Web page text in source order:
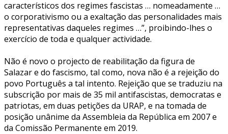
característicos dos regimes fascistas … nomeadamente …
o corporativismo ou a exaltação das personalidades mais
representativas daqueles regimes …”, proibindo-lhes o
exercício de toda e qualquer actividade.
Não é novo o projecto de reabilitação da figura de
Salazar e do fascismo, tal como, nova não é a rejeição do
povo Português a tal intento. Rejeição que se traduziu na
subscrição por mais de 35 mil antifascistas, democratas e
patriotas, em duas petições da URAP, e na tomada de
posição unânime da Assembleia da República em 2007 e
da Comissão Permanente em 2019.